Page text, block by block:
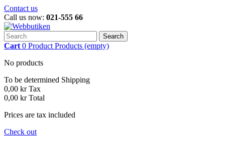
Contact us
Call us now: 021-555 66
Search
Cart 0 Product Products (empty)
No products
To be determined Shipping
0,00 kr Tax
0,00 kr Total
Prices are tax included
Check out